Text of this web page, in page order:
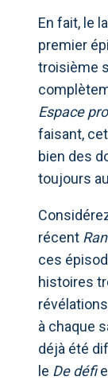
En fait, le
premier
troisième
Espace
faisant,
bien des
toujours
récent
ces
histoires
à chaque
déjà été
le De défi